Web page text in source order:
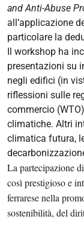
and Anti-Abuse
all’applicazione
particolare la
Il workshop ha
presentazioni su
negli edifici (in
riflessioni sulle
commercio
climatiche. Altri
climatica futura,
La partecipazione
così prestigioso e
ferrarese nella
sostenibilità, del